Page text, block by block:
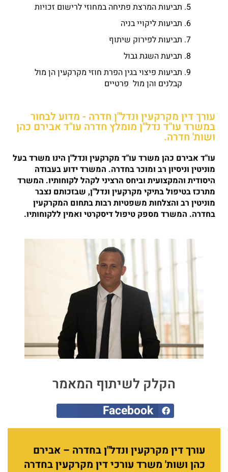
תביעות המרצת פתיחה במחוזי לרישום זכויות
תביעות ליקויי בניה
תביעות לפירוק שיתוף
תביעת השגת גבול
תביעות פיצוי בגין הפרת חוזי מקרקעין הן מול
קבלנים והן מול פרטיים
עורך דין מקרקעין ונדל"ן חדרה - מדוע לבחור
במשרד עו"ד נדל"ן מומלץ חדרה עו"ד אבירם כהן
ושות' חדרה.
עו"ד אבירם כהן משרד עו"ד מקרקעין ונדל"ן הינו משרד בעל
מוניטין וניסיון רב ומוכרבחדרה. המשרד ידוע בעבודה
היסודית והמקצועית וביחס הרציני לקהל לקוחותיו. המשרד
מתרכז בטיפול בתיקי מקרקעין ונדל"ן, שבזכותם נצבר
מוניטין רב והצלחות משפטיות רבות בתחום המקרקעין
בחדרה. המשרד מספק טיפול דיסקרטי ואמין ללקוחותיו.
הקלק לשיתוף המאמר
Facebook
עורך דין מקרקעין ונדל"ן בחדרה – אבירם
כהן ושות' משרד עורכי דין מקרקעין בחדרה